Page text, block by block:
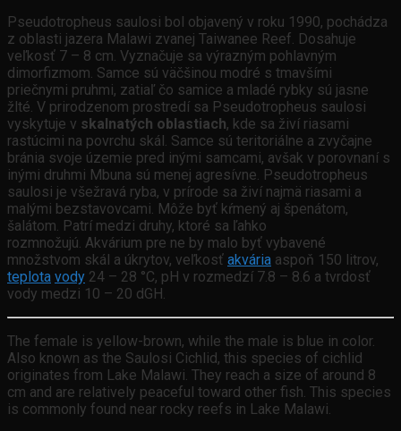
Pseudotropheus saulosi bol objavený v roku 1990, pochádza
z oblasti jazera Malawi zvanej Taiwanee Reef. Dosahuje
veľkosť 7 – 8 cm. Vyznačuje sa výrazným pohlavným
dimorfizmom. Samce sú väčšinou modré s tmavšími
priečnymi pruhmi, zatiaľ čo samice a mladé rybky sú jasne
žlté. V prirodzenom prostredí sa Pseudotropheus saulosi
vyskytuje v skalnatých oblastiach, kde sa živí riasami
rastúcimi na povrchu skál. Samce sú teritoriálne a zvyčajne
bránia svoje územie pred inými samcami, avšak v porovnaní s
inými druhmi Mbuna sú menej agresívne. Pseudotropheus
saulosi je všežravá ryba, v prírode sa živí najmä riasami a
malými bezstavovcami. Môže byť kŕmený aj špenátom,
šalátom. Patrí medzi druhy, ktoré sa ľahko
rozmnožujú. Akvárium pre ne by malo byť vybavené
množstvom skál a úkrytov, veľkosť akvária aspoň 150 litrov,
teplota vody 24 – 28 °C, pH v rozmedzí 7.8 – 8.6 a tvrdosť
vody medzi 10 – 20 dGH.
The female is yellow-brown, while the male is blue in color.
Also known as the Saulosi Cichlid, this species of cichlid
originates from Lake Malawi. They reach a size of around 8
cm and are relatively peaceful toward other fish. This species
is commonly found near rocky reefs in Lake Malawi.